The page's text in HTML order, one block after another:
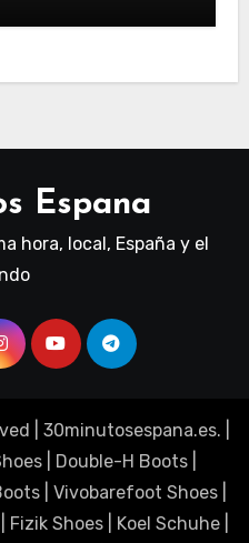
Espana
hora, local, España y el
30minutosespana.es. |
Double-H Boots
| Vivobarefoot Shoes|
Fizik Shoes| Koel Schuhe|